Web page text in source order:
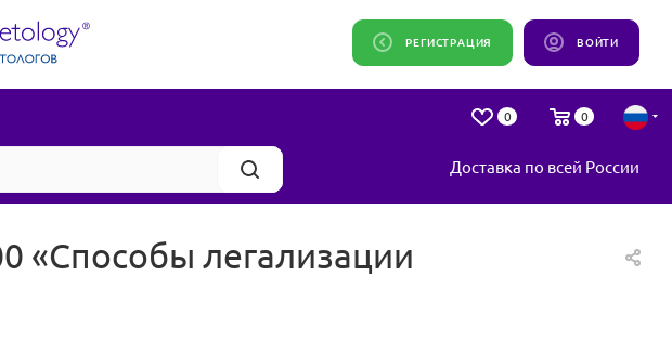
ВОЙТИ
РЕГИСТРАЦИЯ
0 0
Доставка по всей России
«Способы легализации